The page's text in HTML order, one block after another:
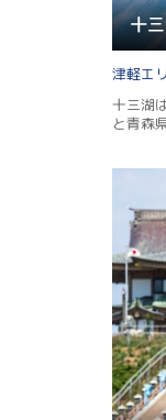
十
津軽
十三湖
と青森